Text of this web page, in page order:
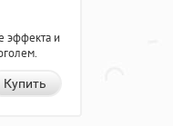
эффекта и
Купить